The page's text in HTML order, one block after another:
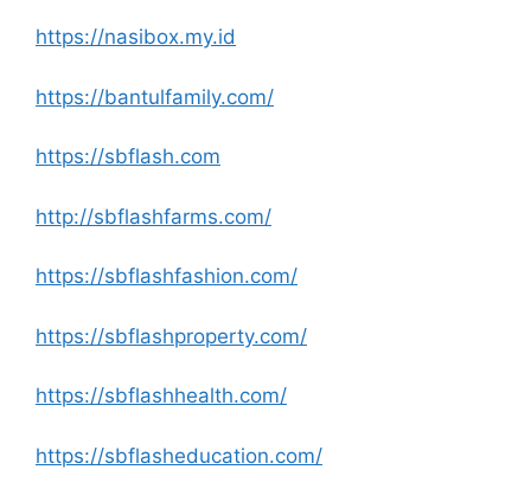
https://nasibox.my.id
https://bantulfamily.com/
https://sbflash.com
http://sbflashfarms.com/
https://sbflashfashion.com/
https://sbflashproperty.com/
https://sbflashhealth.com/
https://sbflasheducation.com/